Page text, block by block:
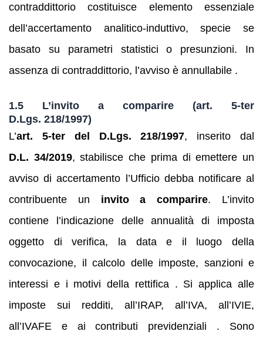
contraddittorio costituisce elemento essenziale
dell’accertamento analitico-induttivo, specie se
basato su parametri statistici o presunzioni. In
assenza di contraddittorio, l’avviso è annullabile .
1.5 L’invito a comparire (art. 5‑ter
D.Lgs. 218/1997)
L’art. 5‑ter del D.Lgs. 218/1997, inserito dal
D.L. 34/2019, stabilisce che prima di emettere un
avviso di accertamento l’Ufficio debba notificare al
contribuente un invito a comparire. L’invito
contiene l’indicazione delle annualità di imposta
oggetto di verifica, la data e il luogo della
convocazione, il calcolo delle imposte, sanzioni e
interessi e i motivi della rettifica . Si applica alle
imposte sui redditi, all’IRAP, all’IVA, all’IVIE,
all’IVAFE e ai contributi previdenziali . Sono